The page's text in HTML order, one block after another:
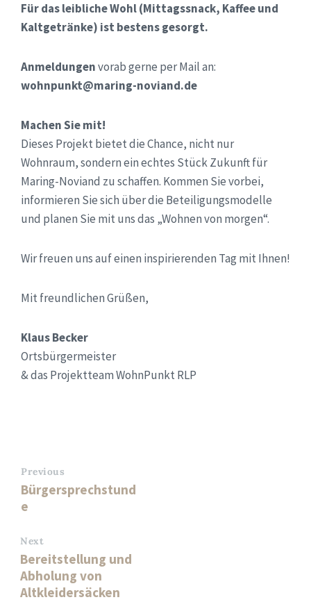
Für das leibliche Wohl (Mittagssnack, Kaffee und
Kaltgetränke) ist bestens gesorgt.
Anmeldungenvorab gerne per Mail an:
wohnpunkt@maring-noviand.de
Machen Sie mit!
Dieses Projekt bietet die Chance, nicht nur
Wohnraum, sondern ein echtes Stück Zukunft für
Maring-Noviand zu schaffen. Kommen Sie vorbei,
informieren Sie sich über die Beteiligungsmodelle
und planen Sie mit uns das „Wohnen von morgen“.
Wir freuen uns auf einen inspirierenden Tag mit Ihnen!
Mit freundlichen Grüßen,
Klaus Becker
Ortsbürgermeister
& das Projektteam WohnPunkt RLP
Previous
Bürgersprechstund
e
Next
Bereitstellung und
Abholung von
Altkleidersäcken